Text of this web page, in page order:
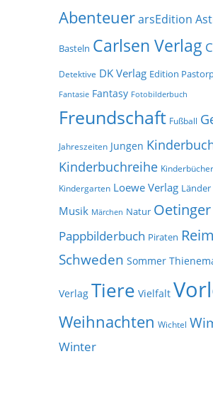
e
v
AbenteuerarsEdition
Basteln Carlsen Verlag
Detektive DK Verlag Edition
Fantasie Fantasy Fotobilderbuch
Freundschaft Fußball
Jahreszeiten Jungen
Kinderbuchreihe
Kindergarten Loewe Verlag Länder
Musik Märchen Natur
Pappbilderbuch Piraten
Schweden Sommer
Verlag Tiere Vielfalt
Weihnachten Wichtel
Winter